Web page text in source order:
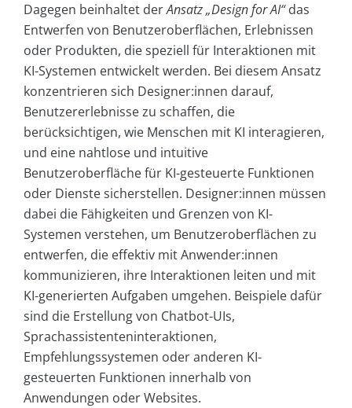
Dagegen beinhaltet derAnsatz „Design for AI“das
Entwerfen von Benutzeroberflächen, Erlebnissen
oder Produkten, die speziell für Interaktionen mit
KI-Systemen entwickelt werden. Bei diesem Ansatz
konzentrieren sich Designer:innen darauf,
Benutzererlebnisse zu schaffen, die
berücksichtigen, wie Menschen mit KI interagieren,
und eine nahtlose und intuitive
Benutzeroberfläche für KI-gesteuerte Funktionen
oder Dienste sicherstellen. Designer:innen müssen
dabei die Fähigkeiten und Grenzen von KI-
Systemen verstehen, um Benutzeroberflächen zu
entwerfen, die effektiv mit Anwender:innen
kommunizieren, ihre Interaktionen leiten und mit
KI-generierten Aufgaben umgehen. Beispiele dafür
sind die Erstellung von Chatbot-UIs,
Sprachassistenteninteraktionen,
Empfehlungssystemen oder anderen KI-
gesteuerten Funktionen innerhalb von
Anwendungen oder Websites.